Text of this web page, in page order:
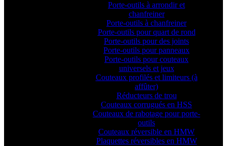
Porte-outils à arrondir et
chanfreiner
Porte-outils à chanfreiner
Porte-outils pour quart de rond
Porte-outils pour des joints
Porte-outils pour panneaux
Porte-outils pour couteaux
universels et jeux
Couteaux profilés et limiteurs (à
affûter)
Réducteurs de trou
Couteaux corrugués en HSS
Couteaux de rabotage pour porte-
outils
Couteaux réversible en HMW
Plaquettes réversibles en HMW